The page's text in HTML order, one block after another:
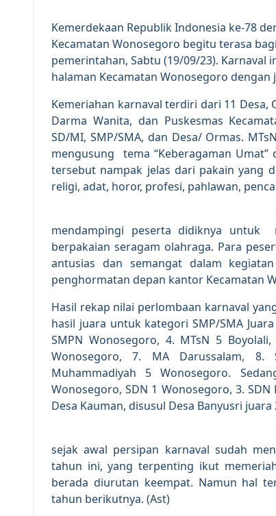
Kemerdekaan Republik Indonesia ke-78
Kecamatan Wonosegoro begitu terasa
pemerintahan, Sabtu (19/09/23). Karnaval
halaman Kecamatan Wonosegoro dengan
Kemeriahan karnaval terdiri dari 11 Desa,
Darma Wanita, dan Puskesmas
SD/MI, SMP/SMA, dan Desa/ Ormas.
mengusung tema “Keberagaman Umat”
tersebut nampak jelas dari pakain yang
religi, adat, horor, profesi, pahlawan,
mendampingi peserta didiknya untuk
berpakaian seragam olahraga. Para
antusias dan semangat dalam
penghormatan depan kantor Kecamatan
Hasil rekap nilai perlombaan karnaval
hasil juara untuk kategori SMP/SMA
SMPN Wonosegoro, 4. MTsN 5
Wonosegoro, 7. MA Darussalam, 8.
Muhammadiyah 5 Wonosegoro.
Wonosegoro, SDN 1 Wonosegoro, 3.
Desa Kauman, disusul Desa Banyusri
sejak awal persipan karnaval sudah
tahun ini, yang terpenting ikut
berada diurutan keempat. Namun hal
tahun berikutnya. (Ast)